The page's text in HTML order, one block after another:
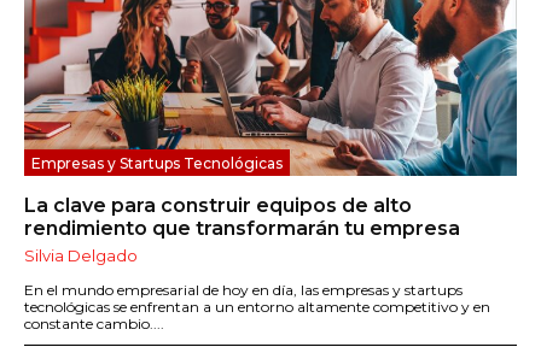
Empresas y Startups Tecnológicas
La clave para construir equipos de alto
rendimiento que transformarán tu empresa
Silvia Delgado
En el mundo empresarial de hoy en día, las empresas y startups
tecnológicas se enfrentan a un entorno altamente competitivo y en
constante cambio....